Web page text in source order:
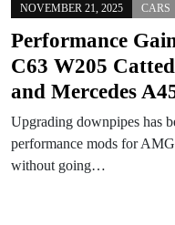
NOVEMBER 21, 2025 CARS
Performance
C63 W205
and Mercedes
Upgrading downpipes has
performance mods for
without going…